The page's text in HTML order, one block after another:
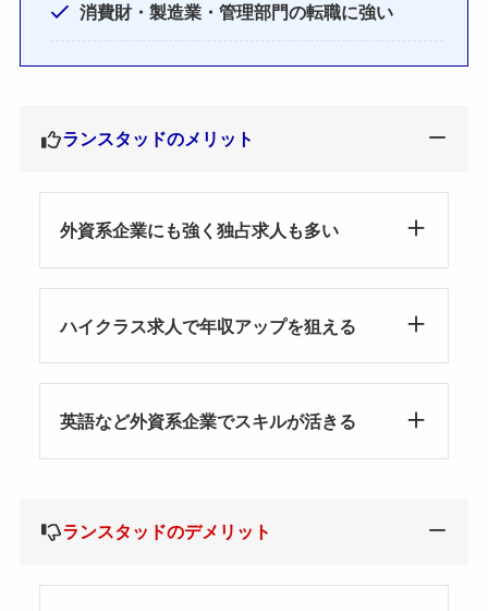
消費財・製造業・管理部門の転職に強い
ランスタッドのメリット
外資系企業にも強く独占求人も多い
ハイクラス求人で年収アップを狙える
英語など外資系企業でスキルが活きる
ランスタッドのデメリット